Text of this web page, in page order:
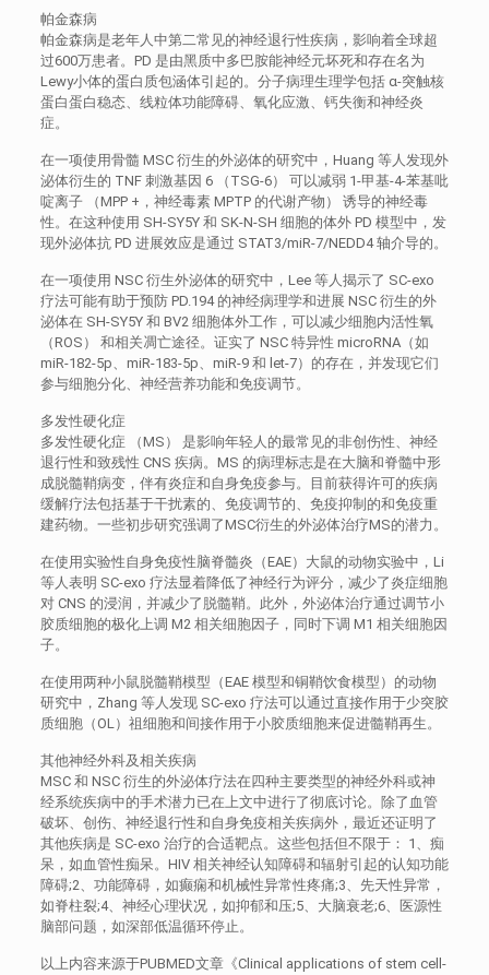
帕金森病
帕金森病是老年人中第二常见的神经退行性疾病，影响着全球超
过600万患者。PD 是由黑质中多巴胺能神经元坏死和存在名为
Lewy小体的蛋白质包涵体引起的。分子病理生理学包括 α-突触核
蛋白蛋白稳态、线粒体功能障碍、氧化应激、钙失衡和神经炎
症。
在一项使用骨髓 MSC 衍生的外泌体的研究中，Huang 等人发现外
泌体衍生的 TNF 刺激基因 6 （TSG-6） 可以减弱 1-甲基-4-苯基吡
啶离子 （MPP +，神经毒素 MPTP 的代谢产物） 诱导的神经毒
性。在这种使用 SH-SY5Y 和 SK-N-SH 细胞的体外 PD 模型中，发
现外泌体抗 PD 进展效应是通过 STAT3/miR-7/NEDD4 轴介导的。
在一项使用 NSC 衍生外泌体的研究中，Lee 等人揭示了 SC-exo
疗法可能有助于预防 PD.194 的神经病理学和进展 NSC 衍生的外
泌体在 SH-SY5Y 和 BV2 细胞体外工作，可以减少细胞内活性氧
（ROS） 和相关凋亡途径。证实了 NSC 特异性 microRNA（如
miR-182-5p、miR-183-5p、miR-9 和 let-7）的存在，并发现它们
参与细胞分化、神经营养功能和免疫调节。
多发性硬化症
多发性硬化症 （MS） 是影响年轻人的最常见的非创伤性、神经
退行性和致残性 CNS 疾病。MS 的病理标志是在大脑和脊髓中形
成脱髓鞘病变，伴有炎症和自身免疫参与。目前获得许可的疾病
缓解疗法包括基于干扰素的、免疫调节的、免疫抑制的和免疫重
建药物。一些初步研究强调了MSC衍生的外泌体治疗MS的潜力。
在使用实验性自身免疫性脑脊髓炎（EAE）大鼠的动物实验中，Li
等人表明 SC-exo 疗法显着降低了神经行为评分，减少了炎症细胞
对 CNS 的浸润，并减少了脱髓鞘。此外，外泌体治疗通过调节小
胶质细胞的极化上调 M2 相关细胞因子，同时下调 M1 相关细胞因
子。
在使用两种小鼠脱髓鞘模型（EAE 模型和铜鞘饮食模型）的动物
研究中，Zhang 等人发现 SC-exo 疗法可以通过直接作用于少突胶
质细胞（OL）祖细胞和间接作用于小胶质细胞来促进髓鞘再生。
其他神经外科及相关疾病
MSC 和 NSC 衍生的外泌体疗法在四种主要类型的神经外科或神
经系统疾病中的手术潜力已在上文中进行了彻底讨论。除了血管
破坏、创伤、神经退行性和自身免疫相关疾病外，最近还证明了
其他疾病是 SC-exo 治疗的合适靶点。这些包括但不限于： 1、痴
呆，如血管性痴呆。HIV 相关神经认知障碍和辐射引起的认知功能
障碍;2、功能障碍，如癫痫和机械性异常性疼痛;3、先天性异常，
如脊柱裂;4、神经心理状况，如抑郁和压;5、大脑衰老;6、医源性
脑部问题，如深部低温循环停止。
以上内容来源于PUBMED文章《Clinical applications of stem cell-